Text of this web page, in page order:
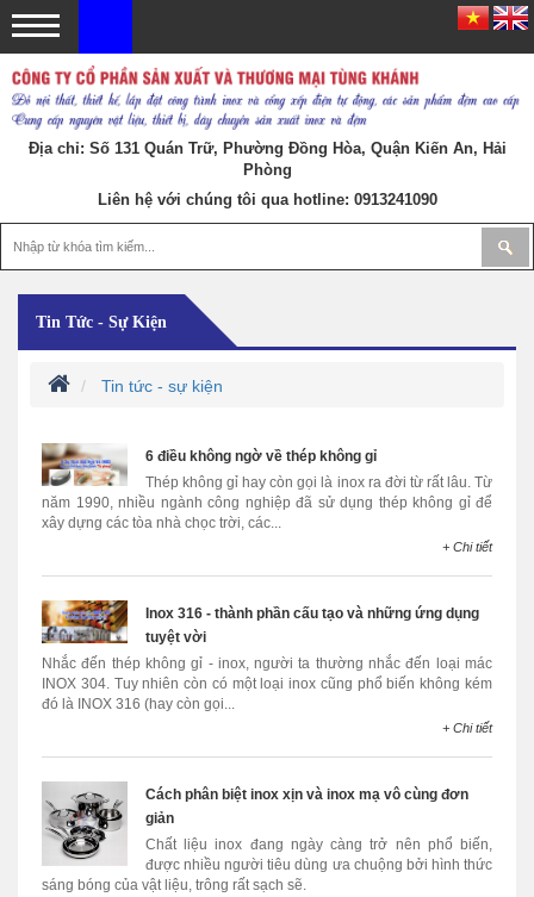
Địa chỉ: Số 131 Quán Trữ, Phường Đồng Hòa, Quận Kiến An, Hải
Phòng
Liên hệ với chúng tôi qua hotline: 0913241090
Tin Tức - Sự Kiện
Tin tức - sự kiện
6 điều không ngờ về thép không gỉ
Thép không gỉ hay còn gọi là inox ra đời từ rất lâu. Từ
năm 1990, nhiều ngành công nghiệp đã sử dụng thép không gỉ để
xây dựng các tòa nhà chọc trời, các...
+ Chi tiết
Inox 316 - thành phần cấu tạo và những ứng dụng
tuyệt vời
Nhắc đến thép không gỉ - inox, người ta thường nhắc đến loại mác
INOX 304. Tuy nhiên còn có một loại inox cũng phổ biến không kém
đó là INOX 316 (hay còn gọi...
+ Chi tiết
Cách phân biệt inox xịn và inox mạ vô cùng đơn
giản
Chất liệu inox đang ngày càng trở nên phổ biến,
được nhiều người tiêu dùng ưa chuộng bởi hình thức
sáng bóng của vật liệu, trông rất sạch sẽ.